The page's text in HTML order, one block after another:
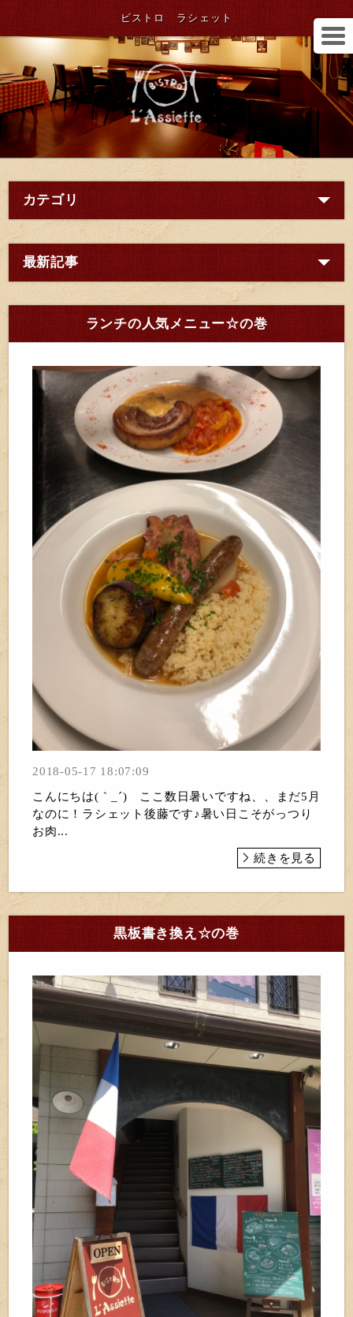
ビストロ ラシェット
カテゴリ
最新記事
ランチの人気メニュー☆の巻
2018-05-17 18:07:09
こんにちは(｀_´)ゞここ数日暑いですね、、まだ5月
なのに！ラシェット後藤です♪暑い日こそがっつり
お肉...
続きを見る
黒板書き換え☆の巻